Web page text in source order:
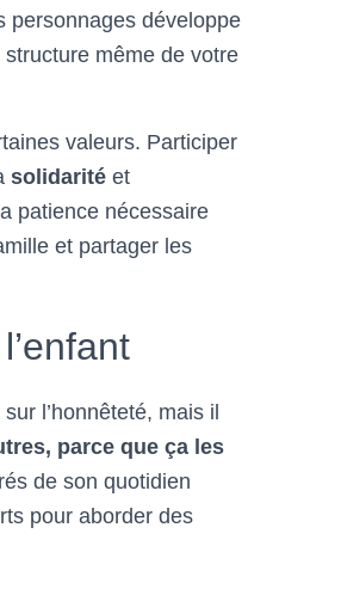
personnages développe
même de votre
valeurs. Participer
solidarité et
patience nécessaire
et partager les
l’honnêteté, mais il
parce que ça les
de son quotidien
pour aborder des